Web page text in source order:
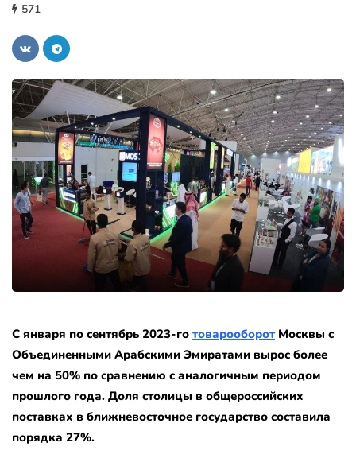
571
С января по сентябрь 2023-го товарооборотМосквы с
Объединенными Арабскими Эмиратами вырос более
чем на 50% по сравнению с аналогичным периодом
прошлого года. Доля столицы в общероссийских
поставках в ближневосточное государство составила
порядка 27%.